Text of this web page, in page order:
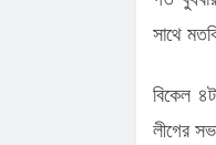
সাথে
বিকেল
লীগের